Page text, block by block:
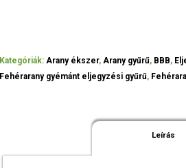
Kategóriák:Arany ékszer,Arany gyűrű, BBB,
Fehérarany gyémánt eljegyzési gyűrű,
Leírás